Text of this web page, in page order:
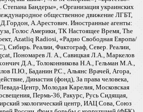
Бандеры», «Организация украинских
общественное движение ЛГБТ,
А.Арестович. Иностранные агенты:
Голос Америки, ТК Настоящее Время, The
Azatliq Radiosi, «Радио Свободная Европа/
Сибирь. Реалии, Фактограф, Север. Реалии,
Пономарев Л. А., Савицкая Л.А., Маркелов
Д.А., Толоконникова Н.А., Гельман М.А.,
П.Ю., Баданин Р.С., Альянс Врачей, Агора,
Династия (фонд), За права человека,
Центр, Молодая Карелия, Московская
Пермь-36, Ракурс, Русь Сидящая,
экологический центр, ИАЦ Сова, Союз